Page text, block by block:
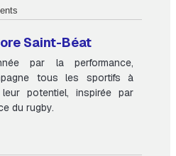
Saint-Béat
par la performance,
tous les sportifs à
potentiel, inspirée par
du rugby.